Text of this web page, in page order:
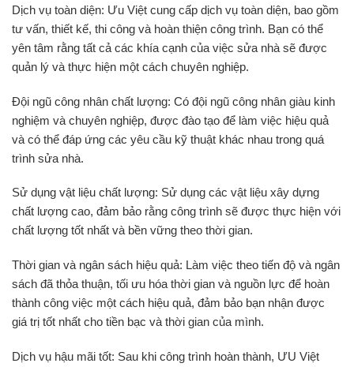
Dịch vụ toàn diện: Ưu Việt cung cấp dịch vụ toàn diện, bao gồm
tư vấn, thiết kế, thi công và hoàn thiện công trình. Bạn có thể
yên tâm rằng tất cả các khía cạnh của việc sửa nhà sẽ được
quản lý và thực hiện một cách chuyên nghiệp.
Đội ngũ công nhân chất lượng: Có đội ngũ công nhân giàu kinh
nghiệm và chuyên nghiệp, được đào tạo để làm việc hiệu quả
và có thể đáp ứng các yêu cầu kỹ thuật khác nhau trong quá
trình sửa nhà.
Sử dụng vật liệu chất lượng: Sử dụng các vật liệu xây dựng
chất lượng cao, đảm bảo rằng công trình sẽ được thực hiện với
chất lượng tốt nhất và bền vững theo thời gian.
Thời gian và ngân sách hiệu quả: Làm việc theo tiến độ và ngân
sách đã thỏa thuận, tối ưu hóa thời gian và nguồn lực để hoàn
thành công việc một cách hiệu quả, đảm bảo bạn nhận được
giá trị tốt nhất cho tiền bạc và thời gian của mình.
Dịch vụ hậu mãi tốt: Sau khi công trình hoàn thành, ƯU Việt